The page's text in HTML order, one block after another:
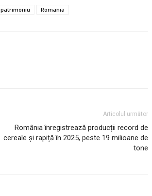
patrimoniu Romania
Articolul următor
România înregistrează producții record de
cereale și rapiță în 2025, peste 19 milioane de
tone